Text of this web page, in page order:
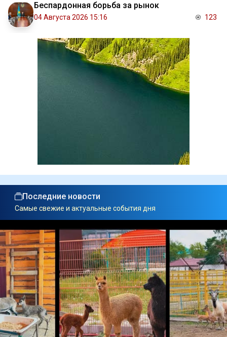
Беспардонная борьба за рынок
04 Августа 2026 15:16 123
Последние новости
Самые свежие и актуальные события дня